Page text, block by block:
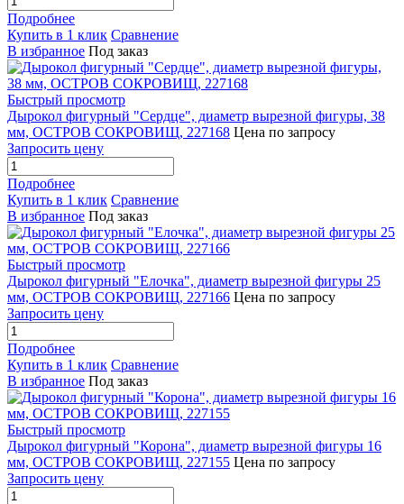
Подробнее
Купить в 1 клик Сравнение
В избранное Под заказ
Быстрый просмотр
Дырокол фигурный "Сердце", диаметр вырезной фигуры, 38
мм, ОСТРОВ СОКРОВИЩ, 227168 Цена по запросу
Запросить цену
Подробнее
Купить в 1 клик Сравнение
В избранное Под заказ
Быстрый просмотр
Дырокол фигурный "Елочка", диаметр вырезной фигуры 25
мм, ОСТРОВ СОКРОВИЩ, 227166 Цена по запросу
Запросить цену
Подробнее
Купить в 1 клик Сравнение
В избранное Под заказ
Быстрый просмотр
Дырокол фигурный "Корона", диаметр вырезной фигуры 16
мм, ОСТРОВ СОКРОВИЩ, 227155 Цена по запросу
Запросить цену